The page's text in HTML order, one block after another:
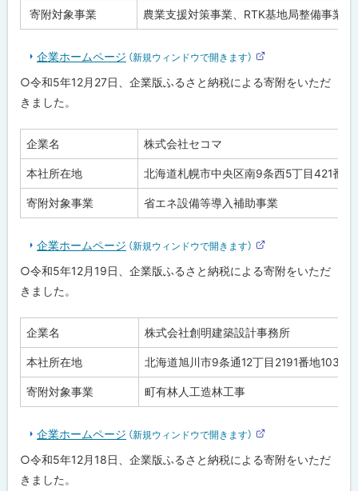
寄附対象事業 農業支援対策事業、RTK基地局整備事業
企業ホームページ （新規ウィンドウで開きます）
部
サ
○令和5年12月27日、企業版ふるさと納税による寄附をいただ
きました。
企業名 株式会社セコマ
本社所在地 北海道札幌市中央区南9条西5丁目421番地
寄附対象事業 省エネ設備等導入補助事業
企業ホームページ （新規ウィンドウで開きます）
部
サ
○令和5年12月19日、企業版ふるさと納税による寄附をいただ
きました。
企業名 株式会社創明建築設計事務所
本社所在地 北海道旭川市9条通12丁目2191番地103
寄附対象事業 町有林人工造林工事
企業ホームページ （新規ウィンドウで開きます）
部
サ
○令和5年12月18日、企業版ふるさと納税による寄附をいただ
きました。